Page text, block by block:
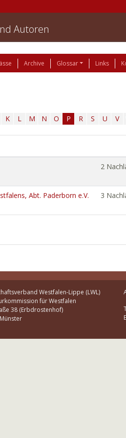
Autoren
Archive Glossar Links
K L M N O P R S U V
2
Abt. Paderborn e.V.
3
Westfalen-Lippe (LWL)
für Westfalen
38 (Erbdrostenhof)